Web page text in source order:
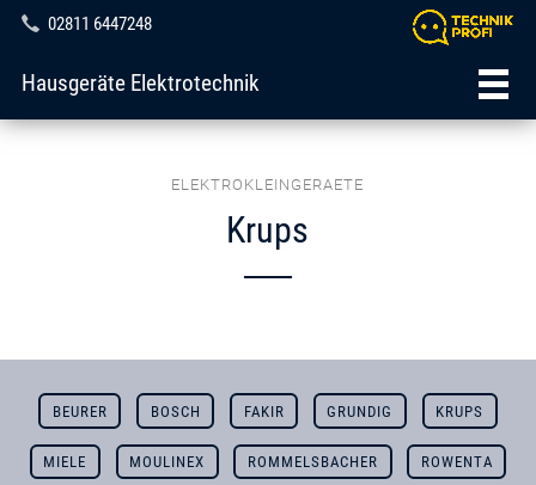
02811 6447248
Hausgeräte Elektrotechnik
ELEKTROKLEINGERAETE
Krups
BEURER BOSCH FAKIR GRUNDIG KRUPS
MIELE MOULINEX ROMMELSBACHER ROWENTA